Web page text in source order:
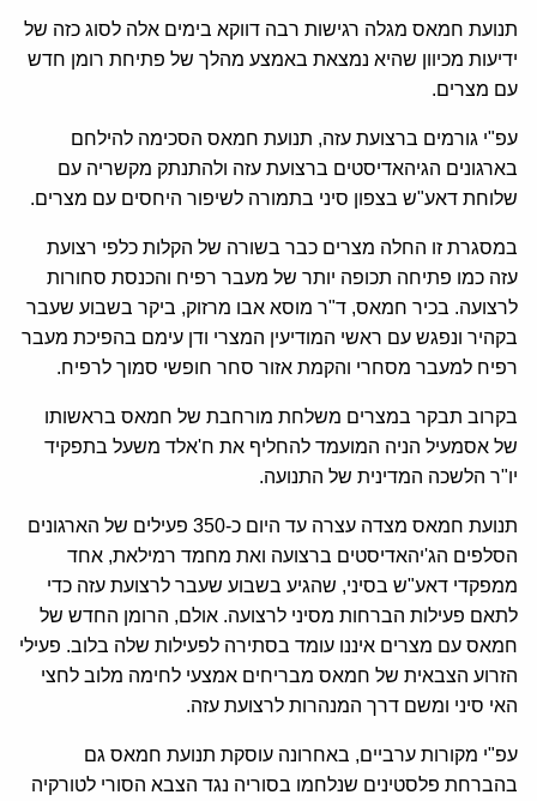
תנועת חמאס מגלה רגישות רבה דווקא בימים אלה לסוג כזה של
ידיעות מכיוון שהיא נמצאת באמצע מהלך של פתיחת רומן חדש
עם מצרים.
עפ"י גורמים ברצועת עזה, תנועת חמאס הסכימה להילחם
בארגונים הגיהאדיסטים ברצועת עזה ולהתנתק מקשריה עם
שלוחת דאע"ש בצפון סיני בתמורה לשיפור היחסים עם מצרים.
במסגרת זו החלה מצרים כבר בשורה של הקלות כלפי רצועת
עזה כמו פתיחה תכופה יותר של מעבר רפיח והכנסת סחורות
לרצועה. בכיר חמאס, ד"ר מוסא אבו מרזוק, ביקר בשבוע שעבר
בקהיר ונפגש עם ראשי המודיעין המצרי ודן עימם בהפיכת מעבר
רפיח למעבר מסחרי והקמת אזור סחר חופשי סמוך לרפיח.
בקרוב תבקר במצרים משלחת מורחבת של חמאס בראשותו
של אסמעיל הניה המועמד להחליף את ח'אלד משעל בתפקיד
יו"ר הלשכה המדינית של התנועה.
תנועת חמאס מצדה עצרה עד היום כ-350 פעילים של הארגונים
הסלפים הג'יהאדיסטים ברצועה ואת מחמד רמילאת, אחד
ממפקדי דאע"ש בסיני, שהגיע בשבוע שעבר לרצועת עזה כדי
לתאם פעילות הברחות מסיני לרצועה. אולם, הרומן החדש של
חמאס עם מצרים איננו עומד בסתירה לפעילות שלה בלוב. פעילי
הזרוע הצבאית של חמאס מבריחים אמצעי לחימה מלוב לחצי
האי סיני ומשם דרך המנהרות לרצועת עזה.
עפ"י מקורות ערביים, באחרונה עוסקת תנועת חמאס גם
בהברחת פלסטינים שנלחמו בסוריה נגד הצבא הסורי לטורקיה